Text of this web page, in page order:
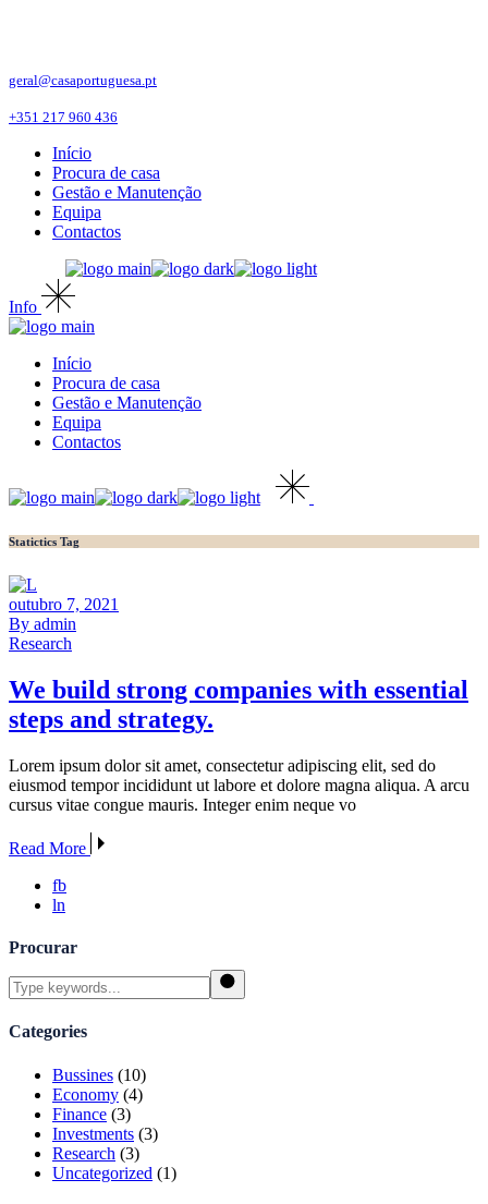
content
geral@casaportuguesa.pt
+351 217 960 436
Início
Procura de casa
Gestão e Manutenção
Equipa
Contactos
Info
Início
Procura de casa
Gestão e Manutenção
Equipa
Contactos
Statictics Tag
outubro 7, 2021
By admin
Research
We build strong companies with essential
steps and strategy.
Lorem ipsum dolor sit amet, consectetur adipiscing elit, sed do
eiusmod tempor incididunt ut labore et dolore magna aliqua. A arcu
cursus vitae congue mauris. Integer enim neque vo
Read More
fb
ln
Procurar
Search
Categories
Bussines (10)
Economy (4)
Finance (3)
Investments (3)
Research (3)
Uncategorized (1)